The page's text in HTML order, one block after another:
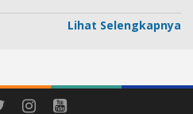
Lihat Selengkapnya